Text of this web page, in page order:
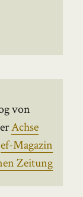
von
Achse
ef-Magazin
Zeitung